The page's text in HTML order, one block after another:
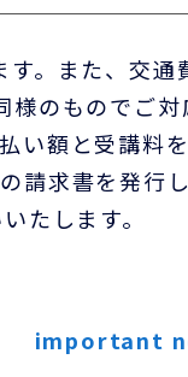
また、交通
のものでご対
と受講料を
書を発行し
たします。
important